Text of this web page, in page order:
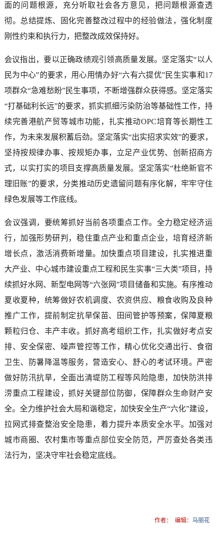
面的问题根源，充分听取社会各方意见，把问题根源查透
彻。总结提炼、固化完善整改过程中的经验做法，强化制度
刚性约束和执行力，把整改成效保持好。
会议指出，要以正确政绩观引领高质量发展。坚定落实“以人
民为中心”的要求，用心用情办好“六有六提优”民生实事和17
项群众“急难愁盼”民生事项，不断增强群众获得感。坚定落实
“打基础利长远”的要求，抓实抓细污染防治等基础性工作，持
续完善港航产贸等城市功能，扎实推动OPC培育等长期性工
作，为未来发展积蓄后劲。坚定落实“出实招求实效”的要求，
坚持按规律办事、按规矩办事，立足产业优势、创新招商方
式，以实打实的项目支撑高质量发展。坚定落实“杜绝新官不
理旧账”的要求，分类推动历史遗留问题有序化解，牢牢守住
绿色发展等工作底线。
会议强调，要统筹抓好当前各项重点工作。全力稳定经济运
行，加强形势研判，稳住重点产业和重点企业，培育经济新
增长点，激活消费新增量。加快重点项目建设，扎实推进重
大产业、中心城市建设重点工程和民生实事“三大类”项目，持
续抓好水网、新型电网等“六张网”项目储备和实施。有序推动
夏收夏种，统筹做好农机调度、农资供应、粮食收购及良种
推广工作，提前制定抗旱保苗、田间管护等预案，保障夏粮
颗粒归仓、丰产丰收。抓好高考组织工作，扎实做好考点安
排、安全保密、噪声管控等工作，精心优化交通出行、食宿
卫生、防暑降温等服务，营造安心、舒心的考试环境。严密
做好防汛抗旱，全面出清堤防工程等风险隐患，加快防洪排
涝重点工程建设，抓好关键部位防御，保障群众生命财产安
全。全力维护社会大局和谐稳定，加快安全生产“六化”建设，
拉网式排查整治安全隐患，着力提升本质安全水平。加强对
城市商圈、农村集市等重点部位安全防范，严厉查处各类违
法行为，坚决守牢社会稳定底线。
作者： 编辑：马丽花